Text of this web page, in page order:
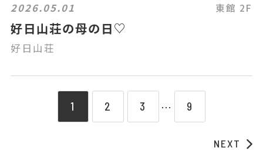
2026.05.01 東館 2F
好日山荘の母の日♡
好日山荘
1 2 3 ⋯ 9
NEXT